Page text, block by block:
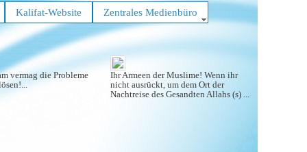
Kalifat-Website Zentrales Medienbüro
vermag die Probleme
Ihr Armeen der Muslime! Wenn ihr
nicht ausrückt, um dem Ort der
Nachtreise des Gesandten Allahs (s) ...